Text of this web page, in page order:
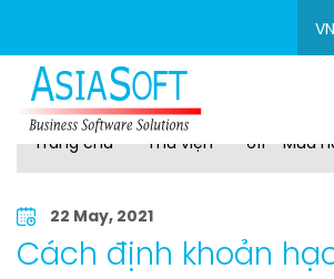
VN
Trang chủ Thư viện 611 - Mua
22 May, 2021
Cách định khoản